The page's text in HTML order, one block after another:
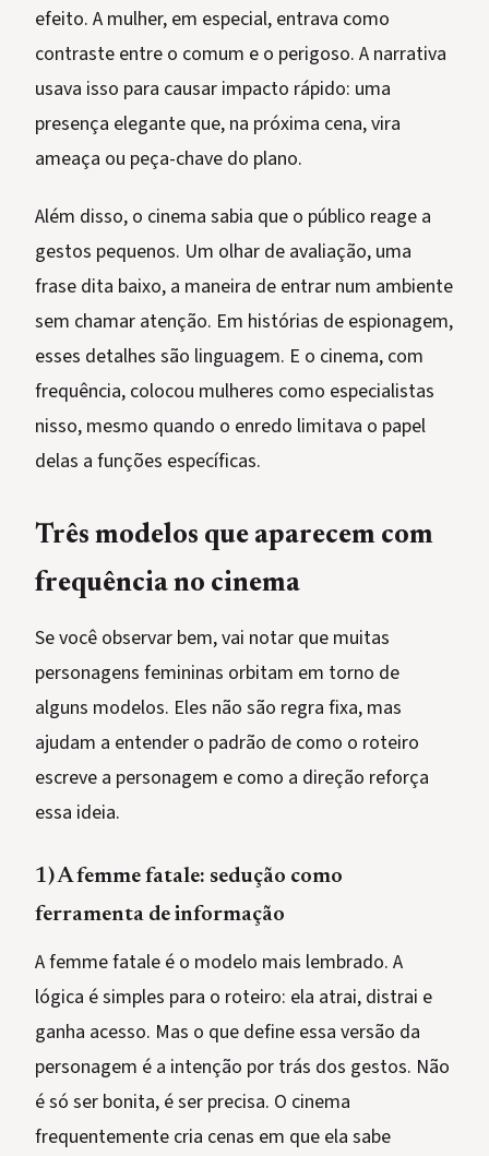
efeito. A mulher, em especial, entrava como
contraste entre o comum e o perigoso. A narrativa
usava isso para causar impacto rápido: uma
presença elegante que, na próxima cena, vira
ameaça ou peça-chave do plano.
Além disso, o cinema sabia que o público reage a
gestos pequenos. Um olhar de avaliação, uma
frase dita baixo, a maneira de entrar num ambiente
sem chamar atenção. Em histórias de espionagem,
esses detalhes são linguagem. E o cinema, com
frequência, colocou mulheres como especialistas
nisso, mesmo quando o enredo limitava o papel
delas a funções específicas.
Três modelos que aparecem com
frequência no cinema
Se você observar bem, vai notar que muitas
personagens femininas orbitam em torno de
alguns modelos. Eles não são regra fixa, mas
ajudam a entender o padrão de como o roteiro
escreve a personagem e como a direção reforça
essa ideia.
1) A femme fatale: sedução como
ferramenta de informação
A femme fatale é o modelo mais lembrado. A
lógica é simples para o roteiro: ela atrai, distrai e
ganha acesso. Mas o que define essa versão da
personagem é a intenção por trás dos gestos. Não
é só ser bonita, é ser precisa. O cinema
frequentemente cria cenas em que ela sabe